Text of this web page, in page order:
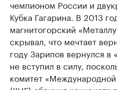
чемпионом России и
Кубка Гагарина. В 2013
магнитогорский
скрывал, что мечтает
году Зарипов вернулся в
не вступил в силу,
комитет